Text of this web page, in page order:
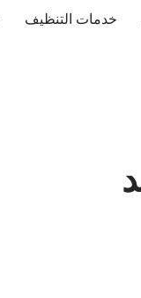
خدمات التنظيف